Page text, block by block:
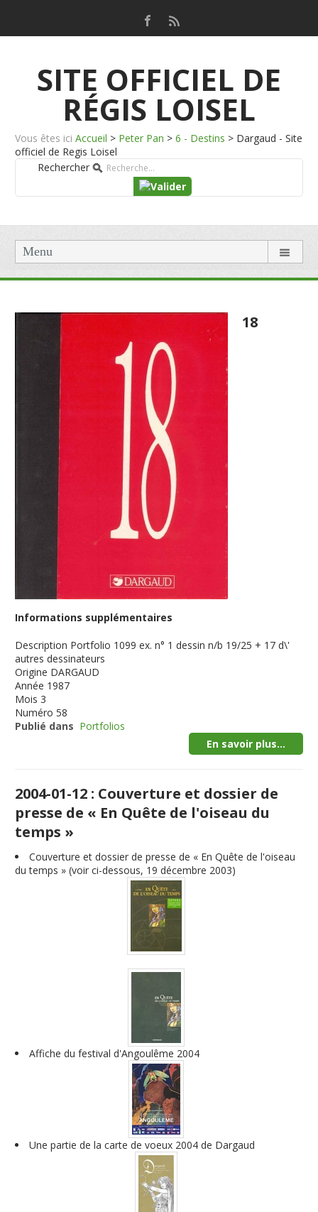
SITE OFFICIEL DE
RÉGIS LOISEL
Vous êtes ici Accueil > Peter Pan > 6 - Destins > Dargaud - Site
officiel de Regis Loisel
Rechercher
Menu
18
Informations supplémentaires
Description Portfolio 1099 ex. n° 1 dessin n/b 19/25 + 17 d\'
autres dessinateurs
Origine DARGAUD
Année 1987
Mois 3
Numéro 58
Publié dans Portfolios
En savoir plus...
2004-01-12 : Couverture et dossier de
presse de « En Quête de l'oiseau du
temps »
Couverture et dossier de presse de « En Quête de l'oiseau
du temps » (voir ci-dessous, 19 décembre 2003)
Affiche du festival d'Angoulême 2004
Une partie de la carte de voeux 2004 de Dargaud